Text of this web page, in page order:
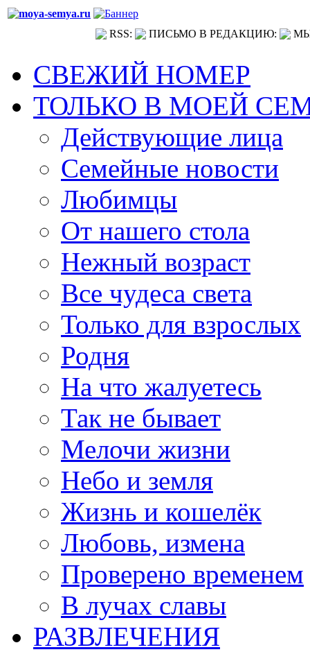
RSS: ПИСЬМО В РЕДАКЦИЮ:
СВЕЖИЙ НОМЕР
ТОЛЬКО В МОЕЙ
Действующие лица
Семейные новости
Любимцы
От нашего стола
Нежный возраст
Все чудеса света
Только для взрослых
Родня
На что жалуетесь
Так не бывает
Мелочи жизни
Небо и земля
Жизнь и кошелёк
Любовь, измена
Проверено временем
В лучах славы
РАЗВЛЕЧЕНИЯ